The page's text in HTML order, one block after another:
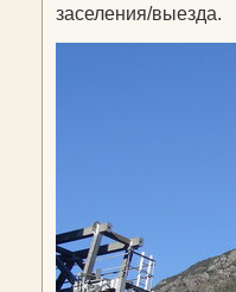
заселения/выезда.